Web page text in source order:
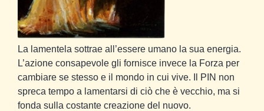
La lamentela sottrae all’essere umano la sua energia.
L’azione consapevole gli fornisce invece la Forza per
cambiare se stesso e il mondo in cui vive. Il PIN non
spreca tempo a lamentarsi di ciò che è vecchio, ma si
fonda sulla costante creazione del nuovo.